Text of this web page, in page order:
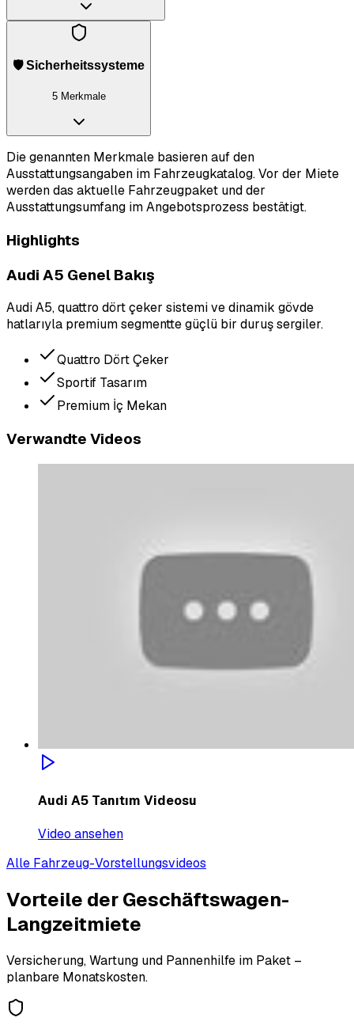
🛡️ Sicherheitssysteme
5 Merkmale
Die genannten Merkmale basieren auf den
Ausstattungsangaben im Fahrzeugkatalog. Vor der Miete
werden das aktuelle Fahrzeugpaket und der
Ausstattungsumfang im Angebotsprozess bestätigt.
Highlights
Audi A5 Genel Bakış
Audi A5, quattro dört çeker sistemi ve dinamik gövde
hatlarıyla premium segmentte güçlü bir duruş sergiler.
Quattro Dört Çeker
Sportif Tasarım
Premium İç Mekan
Verwandte Videos
Audi A5 Tanıtım Videosu
Video ansehen
Alle Fahrzeug-Vorstellungsvideos
Vorteile der Geschäftswagen-
Langzeitmiete
Versicherung, Wartung und Pannenhilfe im Paket –
planbare Monatskosten.